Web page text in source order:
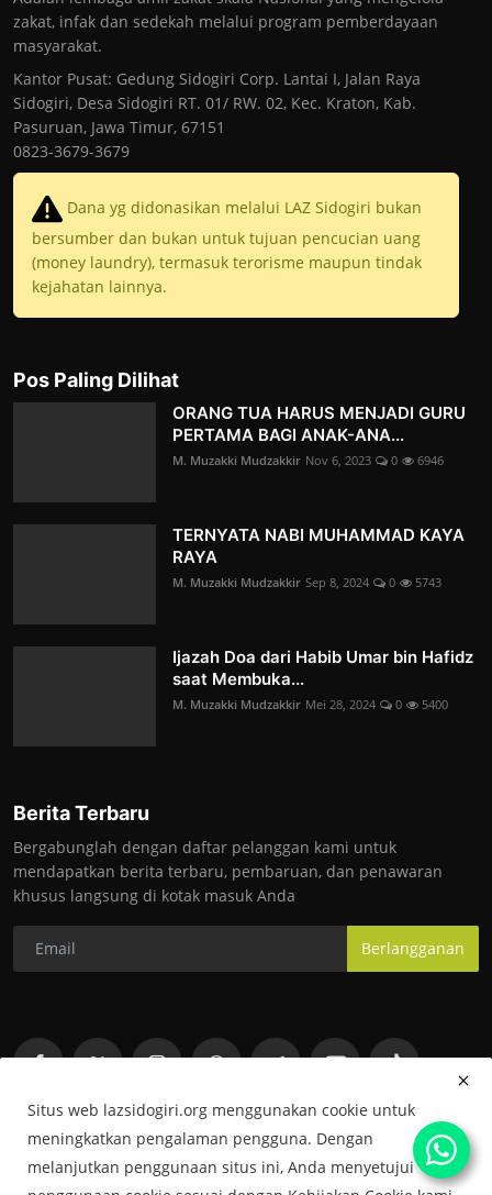
zakat, infak dan sedekah melalui program pemberdayaan
masyarakat.
Kantor Pusat: Gedung Sidogiri Corp. Lantai I, Jalan Raya
Sidogiri, Desa Sidogiri RT. 01/ RW. 02, Kec. Kraton, Kab.
Pasuruan, Jawa Timur, 67151
0823-3679-3679
Dana yg didonasikan melalui LAZ Sidogiri bukan
bersumber dan bukan untuk tujuan pencucian uang
(money laundry), termasuk terorisme maupun tindak
kejahatan lainnya.
Pos Paling Dilihat
ORANG TUA HARUS MENJADI GURU
PERTAMA BAGI ANAK-ANA...
M. Muzakki Mudzakkir Nov 6, 2023 0 6946
TERNYATA NABI MUHAMMAD KAYA
RAYA
M. Muzakki Mudzakkir Sep 8, 2024 0 5743
Ijazah Doa dari Habib Umar bin Hafidz
saat Membuka...
M. Muzakki Mudzakkir Mei 28, 2024 0 5400
Berita Terbaru
Bergabunglah dengan daftar pelanggan kami untuk
mendapatkan berita terbaru, pembaruan, dan penawaran
khusus langsung di kotak masuk Anda
Berlangganan
Situs web lazsidogiri.org menggunakan cookie untuk
meningkatkan pengalaman pengguna. Dengan
melanjutkan penggunaan situs ini, Anda menyetujui